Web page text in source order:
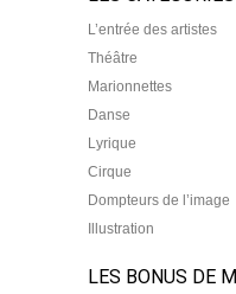
L’entrée des artistes
Théâtre
Marionnettes
Danse
Lyrique
Cirque
Dompteurs de l’image
Illustration
LES BONUS DE